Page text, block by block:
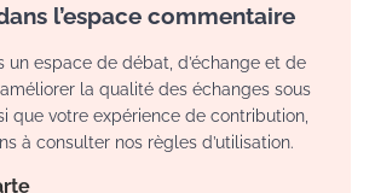
l’espace commentaire
un espace de débat, d’échange et de
la qualité des échanges sous
que votre expérience de contribution,
à consulter nos règles d’utilisation.